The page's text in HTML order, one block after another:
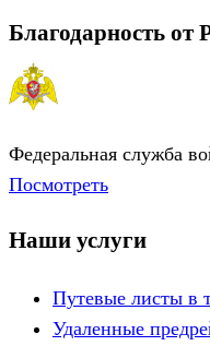
Благодарность от
Федеральная служба
Посмотреть
Наши услуги
Путевые листы в
Удаленные